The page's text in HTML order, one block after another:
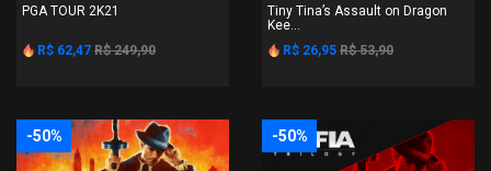
PGA TOUR 2K21
R$ 62,47 R$ 249,90
Tiny Tina’s Assault on Dragon
Kee...
R$ 26,95 R$ 53,90
-50% -50%